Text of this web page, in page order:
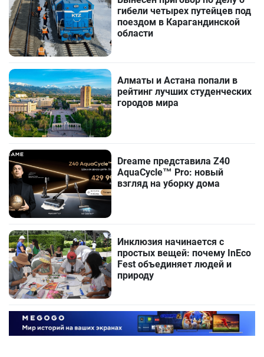
гибели четырех путейцев под
поездом в Карагандинской
области
Алматы и Астана попали в
рейтинг лучших студенческих
городов мира
Dreame представила Z40
AquaCycle™ Pro: новый
взгляд на уборку дома
Инклюзия начинается с
простых вещей: почему InEco
Fest объединяет людей и
природу